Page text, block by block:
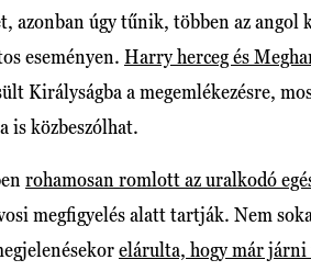
azonban úgy tűnik, többen az
eseményen. Harry herceg és
Királyságba a megemlékezésre,
is közbeszólhat.
rohamosan romlott az uralkodó
megfigyelés alatt tartják. Nem
elárulta, hogy már